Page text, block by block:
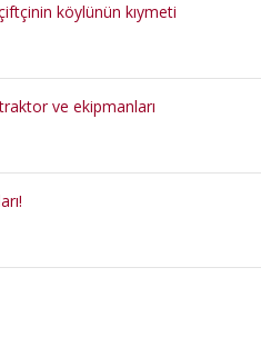
köylünün kıymeti
ve ekipmanları